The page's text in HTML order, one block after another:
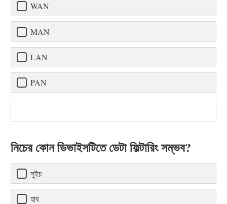
WAN
MAN
LAN
PAN
নিচের কোন ডিভাইসটিতে ডেটা ফিল্টারিং সম্ভব?
সুইচ
হাব